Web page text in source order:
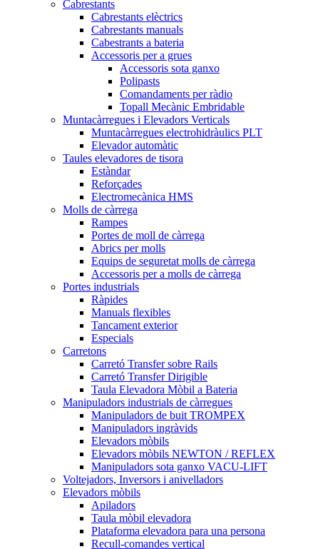
Cabrestants
Cabrestants elèctrics
Cabrestants manuals
Cabestrants a bateria
Accessoris per a grues
Accessoris sota ganxo
Polipasts
Comandaments per ràdio
Topall Mecànic Embridable
Muntacàrregues i Elevadors Verticals
Muntacàrregues electrohidràulics PLT
Elevador automàtic
Taules elevadores de tisora
Estàndar
Reforçades
Electromecànica HMS
Molls de càrrega
Rampes
Portes de moll de càrrega
Abrics per molls
Equips de seguretat molls de càrrega
Accessoris per a molls de càrrega
Portes industrials
Ràpides
Manuals flexibles
Tancament exterior
Especials
Carretons
Carretó Transfer sobre Rails
Carretó Transfer Dirigible
Taula Elevadora Mòbil a Bateria
Manipuladors industrials de càrregues
Manipuladors de buit TROMPEX
Manipuladors ingràvids
Elevadors mòbils
Elevadors mòbils NEWTON / REFLEX
Manipuladors sota ganxo VACU-LIFT
Voltejadors, Inversors i anivelladors
Elevadors mòbils
Apiladors
Taula mòbil elevadora
Plataforma elevadora para una persona
Recull-comandes vertical